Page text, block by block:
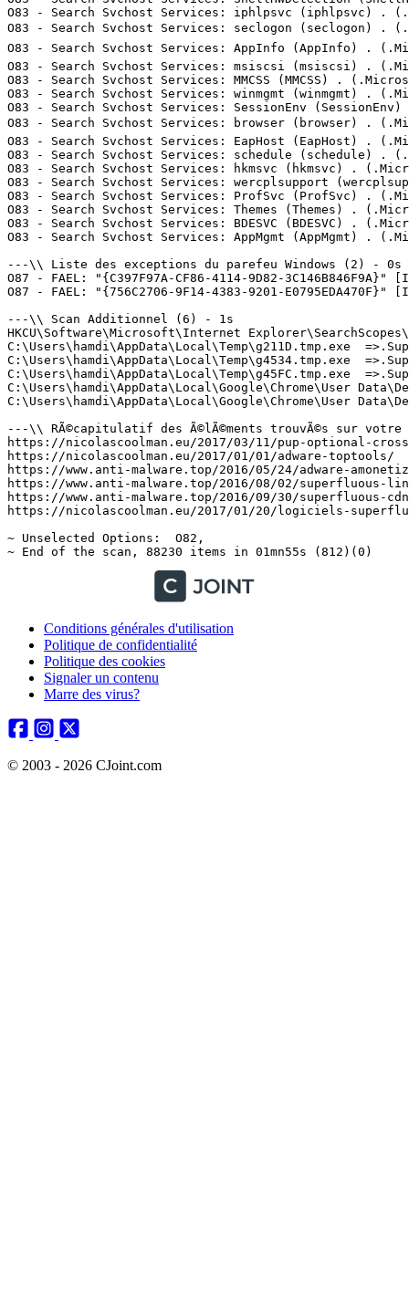
Conditions générales d'utilisation
Politique de confidentialité
Politique des cookies
Signaler un contenu
Marre des virus?
© 2003 - 2026 CJoint.com